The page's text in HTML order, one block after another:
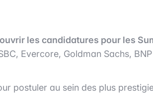
les candidatures pour les
Evercore, Goldman Sachs,
postuler au sein des plus